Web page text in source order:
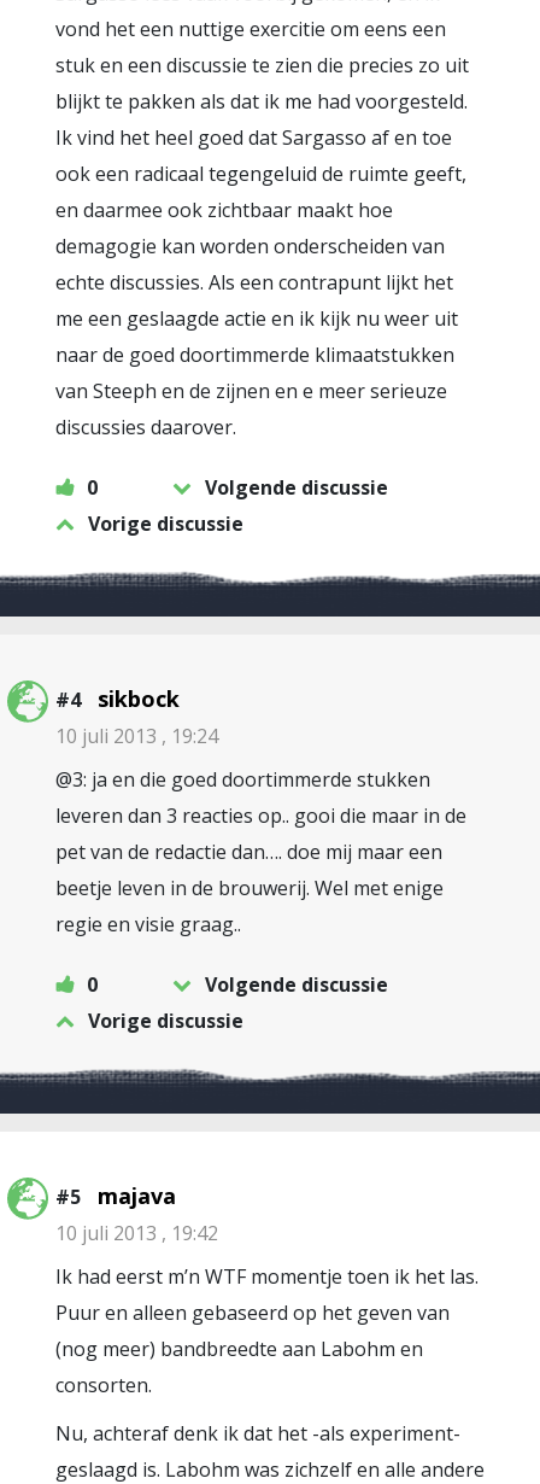
vond het een nuttige exercitie om eens een
stuk en een discussie te zien die precies zo uit
blijkt te pakken als dat ik me had voorgesteld.
Ik vind het heel goed dat Sargasso af en toe
ook een radicaal tegengeluid de ruimte geeft,
en daarmee ook zichtbaar maakt hoe
demagogie kan worden onderscheiden van
echte discussies. Als een contrapunt lijkt het
me een geslaagde actie en ik kijk nu weer uit
naar de goed doortimmerde klimaatstukken
van Steeph en de zijnen en e meer serieuze
discussies daarover.
0
Volgende discussie
Vorige discussie
#4 sikbock
10 juli 2013 , 19:24
@3: ja en die goed doortimmerde stukken
leveren dan 3 reacties op.. gooi die maar in de
pet van de redactie dan…. doe mij maar een
beetje leven in de brouwerij. Wel met enige
regie en visie graag..
0
Volgende discussie
Vorige discussie
#5 majava
10 juli 2013 , 19:42
Ik had eerst m’n WTF momentje toen ik het las.
Puur en alleen gebaseerd op het geven van
(nog meer) bandbreedte aan Labohm en
consorten.
Nu, achteraf denk ik dat het -als experiment-
geslaagd is. Labohm was zichzelf en alle andere